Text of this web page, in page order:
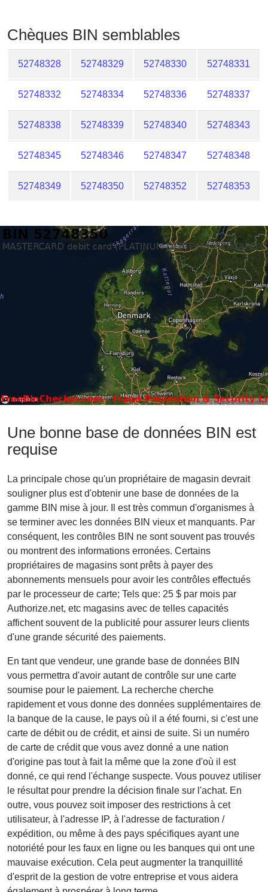
Chèques BIN semblables
52748328 52748329 52748330 52748331
52748332 52748334 52748336 52748337
52748338 52748339 52748340 52748343
52748345 52748346 52748347 52748348
52748349 52748350 52748352 52748353
Une bonne base de données BIN est
requise
La principale chose qu'un propriétaire de magasin devrait
souligner plus est d'obtenir une base de données de la
gamme BIN mise à jour. Il est très commun d'organismes à
se terminer avec les données BIN vieux et manquants. Par
conséquent, les contrôles BIN ne sont souvent pas trouvés
ou montrent des informations erronées. Certains
propriétaires de magasins sont prêts à payer des
abonnements mensuels pour avoir les contrôles effectués
par le processeur de carte; Tels que: 25 $ par mois par
Authorize.net, etc magasins avec de telles capacités
affichent souvent de la publicité pour assurer leurs clients
d'une grande sécurité des paiements.
En tant que vendeur, une grande base de données BIN
vous permettra d'avoir autant de contrôle sur une carte
soumise pour le paiement. La recherche cherche
rapidement et vous donne des données supplémentaires de
la banque de la cause, le pays où il a été fourni, si c'est une
carte de débit ou de crédit, et ainsi de suite. Si un numéro
de carte de crédit que vous avez donné a une nation
d'origine pas tout à fait la même que la zone d'où il est
donné, ce qui rend l'échange suspecte. Vous pouvez utiliser
le résultat pour prendre la décision finale sur l'achat. En
outre, vous pouvez soit imposer des restrictions à cet
utilisateur, à l'adresse IP, à l'adresse de facturation /
expédition, ou même à des pays spécifiques ayant une
notoriété pour les faux en ligne ou les banques qui ont une
mauvaise exécution. Cela peut augmenter la tranquillité
d'esprit de la gestion de votre entreprise et vous aidera